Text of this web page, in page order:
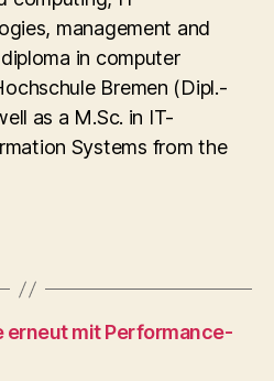
management and
in computer
Bremen (Dipl.-
as a M.Sc. in IT-
Systems from the
erneut mit Performance-